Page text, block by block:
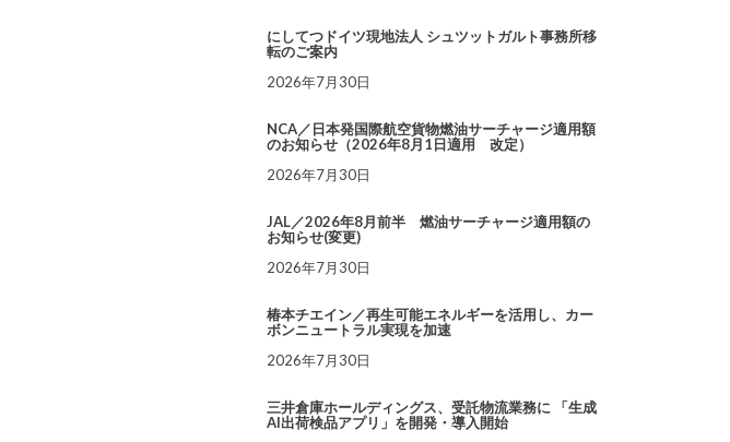
にしてつドイツ現地法人 シュツットガルト事務所移
転のご案内
2026年7月30日
NCA／日本発国際航空貨物燃油サーチャージ適用額
のお知らせ（2026年8月1日適用 改定）
2026年7月30日
JAL／2026年8月前半 燃油サーチャージ適用額の
お知らせ(変更)
2026年7月30日
椿本チエイン／再生可能エネルギーを活用し、カー
ボンニュートラル実現を加速
2026年7月30日
三井倉庫ホールディングス、受託物流業務に 「生成
AI出荷検品アプリ」を開発・導入開始